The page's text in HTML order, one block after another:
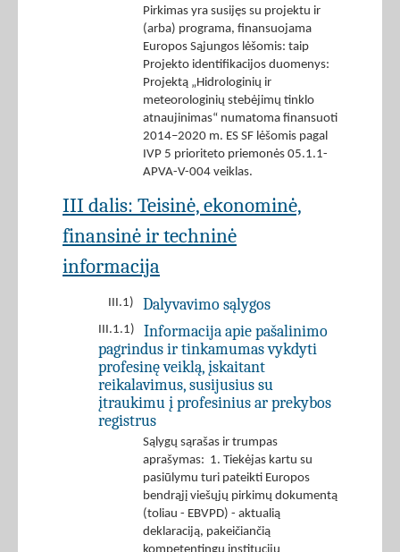
Pirkimas yra susijęs su projektu ir
(arba) programa, finansuojama
Europos Sąjungos lėšomis: taip
Projekto identifikacijos duomenys:
Projektą „Hidrologinių ir
meteorologinių stebėjimų tinklo
atnaujinimas“ numatoma finansuoti
2014–2020 m. ES SF lėšomis pagal
IVP 5 prioriteto priemonės 05.1.1-
APVA-V-004 veiklas.
III dalis: Teisinė, ekonominė,
finansinė ir techninė
informacija
III.1) Dalyvavimo sąlygos
III.1.1)
Informacija apie pašalinimo
pagrindus ir tinkamumas vykdyti
profesinę veiklą, įskaitant
reikalavimus, susijusius su
įtraukimu į profesinius ar prekybos
registrus
Sąlygų sąrašas ir trumpas
aprašymas: 1. Tiekėjas kartu su
pasiūlymu turi pateikti Europos
bendrąjį viešųjų pirkimų dokumentą
(toliau - EBVPD) - aktualią
deklaraciją, pakeičiančią